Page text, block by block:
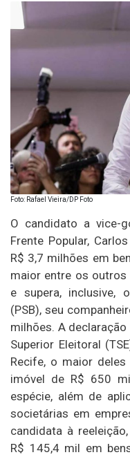
Foto: Rafael Vieira/DP Foto
O candidato a vice-
Frente Popular,
R$ 3,7 milhões em
maior entre os
e supera, inclusive,
(PSB), seu
milhões. A
Superior Eleitoral
Recife, o maior
imóvel de R$ 650
espécie, além de
societárias em
candidata à
R$ 145,4 mil em